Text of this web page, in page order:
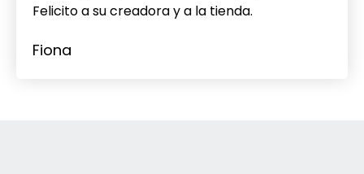
Felicito a su creadora y a la tienda.
Fiona